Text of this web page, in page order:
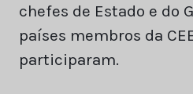
chefes de Estado e do
países membros da
participaram.